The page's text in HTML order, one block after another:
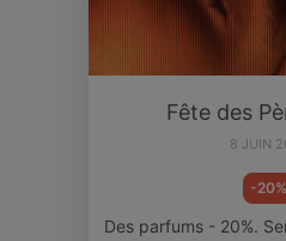
Fête des
8 JUIN
-20%
Des parfums - 20%.